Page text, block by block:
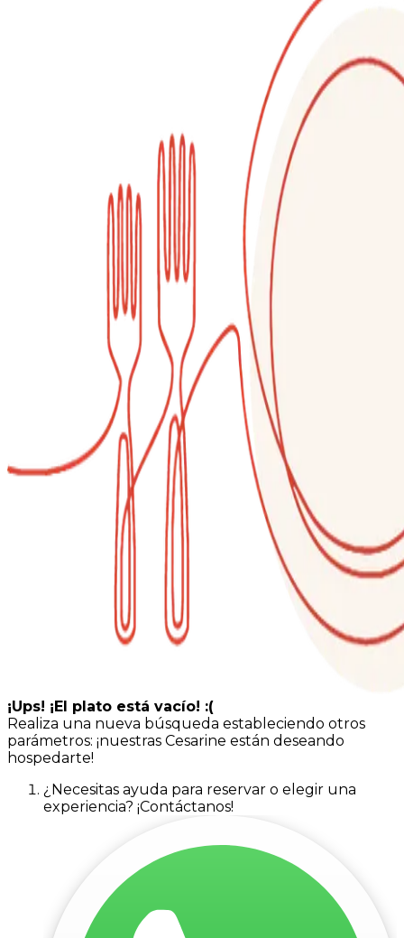
¡Ups! ¡El plato está vacío! :(
Realiza una nueva búsqueda estableciendo otros
parámetros: ¡nuestras Cesarine están deseando
hospedarte!
¿Necesitas ayuda para reservar o elegir una
experiencia? ¡Contáctanos!